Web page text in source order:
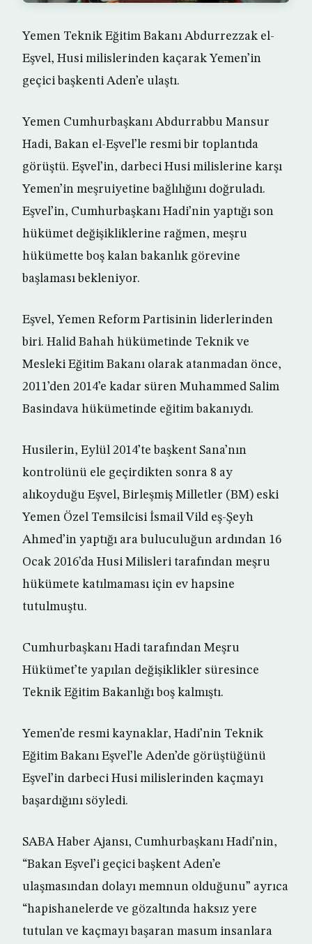
Yemen Teknik Eğitim Bakanı Abdurrezzak el-
Eşvel, Husi milislerinden kaçarak Yemen’in
geçici başkenti Aden’e ulaştı.
Yemen Cumhurbaşkanı Abdurrabbu Mansur
Hadi, Bakan el-Eşvel’le resmi bir toplantıda
görüştü. Eşvel’in, darbeci Husi milislerine karşı
Yemen’in meşruiyetine bağlılığını doğruladı.
Eşvel’in, Cumhurbaşkanı Hadi’nin yaptığı son
hükümet değişikliklerine rağmen, meşru
hükümette boş kalan bakanlık görevine
başlaması bekleniyor.
Eşvel, Yemen Reform Partisinin liderlerinden
biri. Halid Bahah hükümetinde Teknik ve
Mesleki Eğitim Bakanı olarak atanmadan önce,
2011’den 2014’e kadar süren Muhammed Salim
Basindava hükümetinde eğitim bakanıydı.
Husilerin, Eylül 2014’te başkent Sana’nın
kontrolünü ele geçirdikten sonra 8 ay
alıkoyduğu Eşvel, Birleşmiş Milletler (BM) eski
Yemen Özel Temsilcisi İsmail Vild eş-Şeyh
Ahmed’in yaptığı ara buluculuğun ardından 16
Ocak 2016’da Husi Milisleri tarafından meşru
hükümete katılmaması için ev hapsine
tutulmuştu.
Cumhurbaşkanı Hadi tarafından Meşru
Hükümet’te yapılan değişiklikler süresince
Teknik Eğitim Bakanlığı boş kalmıştı.
Yemen’de resmi kaynaklar, Hadi’nin Teknik
Eğitim Bakanı Eşvel’le Aden’de görüştüğünü
Eşvel’in darbeci Husi milislerinden kaçmayı
başardığını söyledi.
SABA Haber Ajansı, Cumhurbaşkanı Hadi’nin,
“Bakan Eşvel’i geçici başkent Aden’e
ulaşmasından dolayı memnun olduğunu” ayrıca
“hapishanelerde ve gözaltında haksız yere
tutulan ve kaçmayı başaran masum insanlara